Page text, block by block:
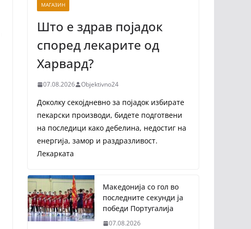
МАГАЗИН
Што е здрав појадок
според лекарите од
Харвард?
07.08.2026 Objektivno24
Доколку секојдневно за појадок избирате
пекарски производи, бидете подготвени
на последици како дебелина, недостиг на
енергија, замор и раздразливост.
Лекарката
Македонија со гол во
последните секунди ја
победи Португалија
07.08.2026